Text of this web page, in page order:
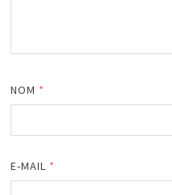
NOM *
E-MAIL *